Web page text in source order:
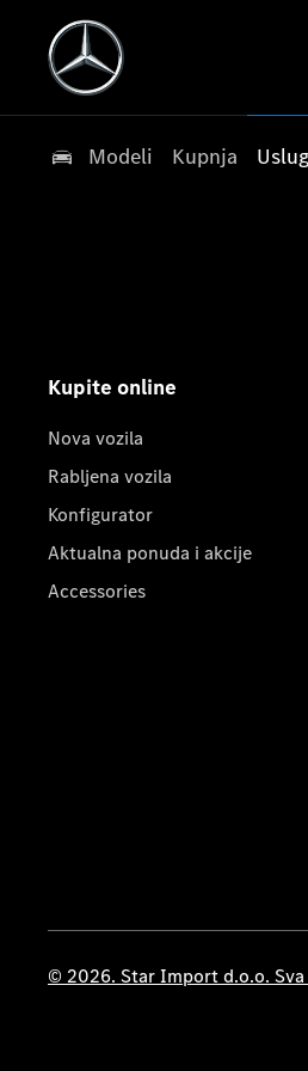
Modeli Kupnja
Kupite online
Nova vozila
Rabljena vozila
Konfigurator
Aktualna ponuda i akcije
Accessories
© 2026. Star Import d.o.o.